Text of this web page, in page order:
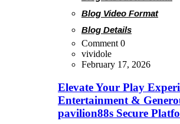
Blog Video Format
Blog Details
Comment 0
vividole
February 17, 2026
Elevate Your Play
Entertainment &
pavilion88s Secure